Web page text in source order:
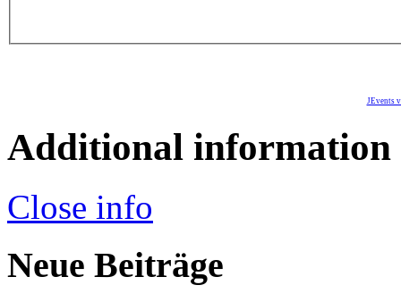
JEvents
Additional information
Close info
Neue Beiträge